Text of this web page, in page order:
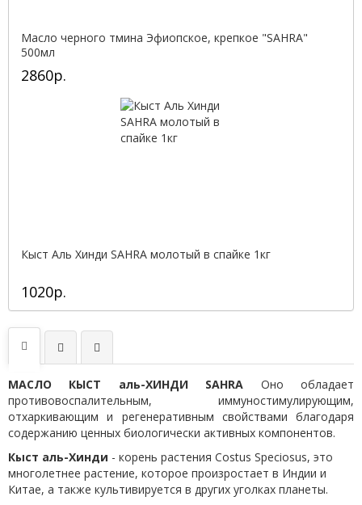
Масло черного тмина Эфиопское, крепкое "SAHRA"
500мл
2860р.
Кыст Аль Хинди SAHRA молотый в спайке 1кг
1020р.
МАСЛО КЫСТ аль-ХИНДИ SAHRA Оно обладает
противовоспалительным, иммуностимулирующим,
отхаркивающим и регенеративным свойствами благодаря
содержанию ценных биологически активных компонентов.
Кыст аль-Хинди - корень растения Сostus Speciosus, это
многолетнее растение, которое произростает в Индии и
Китае, а также культивируется в других уголках планеты.